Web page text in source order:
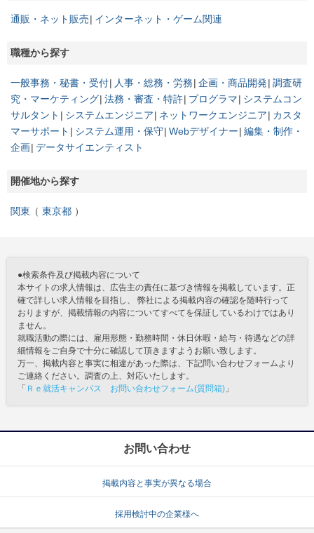
通販・ネット販売 インターネット・ゲーム関連
職種から探す
一般事務・秘書・受付 人事・総務・労務 企画・商品開発 調査研
究・マーケティング 法務・審査・特許 プログラマ
システムコン
サルタント
システムエンジニア ネットワークエンジニア
カスタ
マーサポート
システム運用・保守 Webデザイナー 編集・制作・
企画 データサイエンティスト
開催地から探す
関東 東京都
●検索条件及び掲載内容について
本サイトの求人情報は、広告主の責任に基づき情報を掲載しています。正
確で詳しい求人情報を目指し、 弊社による掲載内容の確認を随時行って
おりますが、掲載情報の内容についてすべてを保証しているわけではあり
ません。
就職活動の際には、雇用形態・勤務時間・休日休暇・給与・待遇などの詳
細情報をご自身で十分に確認して頂きますようお願い致します。
万一、掲載内容と事実に相違があった際は、下記問い合わせフォームより
ご連絡ください。調査の上、対応いたします。
「 Ｒｅ就活キャンパス お問い合わせフォーム(質問箱) 」
お問い合わせ
掲載内容と事実が異なる場合
採用検討中の企業様へ